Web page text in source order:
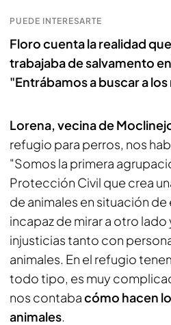
PUEDE INTERESARTE
Floro cuenta la realidad
trabajaba de salvamento
"Entrábamos a buscar a
Lorena, vecina de
refugio para perros, nos
"Somos la primera
Protección Civil que crea
de animales en situación
incapaz de mirar a otro lado
injusticias tanto con
animales. En el refugio
todo tipo, es muy
nos contabacómo hacen
animales.